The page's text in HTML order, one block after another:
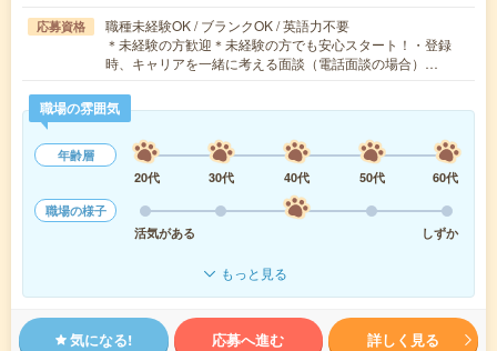
応募資格
職種未経験OK / ブランクOK / 英語力不要
＊未経験の方歓迎＊未経験の方でも安心スタート！・登録
時、キャリアを一緒に考える面談（電話面談の場合）…
職場の雰囲気
年齢層
20代
30代 40代 50代
60代
職場の様子
活気がある
しずか
もっと見る
気になる! 応募へ進む 詳しく見る